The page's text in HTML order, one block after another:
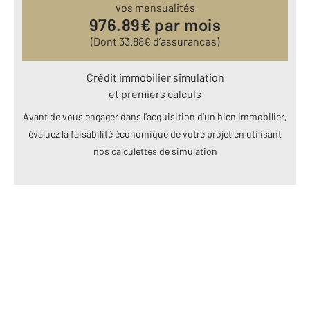
vos mensualités
976.89€ par mois
(Dont 33.88€ d’assurances)
Crédit immobilier simulation
et premiers calculs
Avant de vous engager dans l’acquisition d’un bien immobilier,
évaluez la faisabilité économique de votre projet en utilisant
nos calculettes de simulation